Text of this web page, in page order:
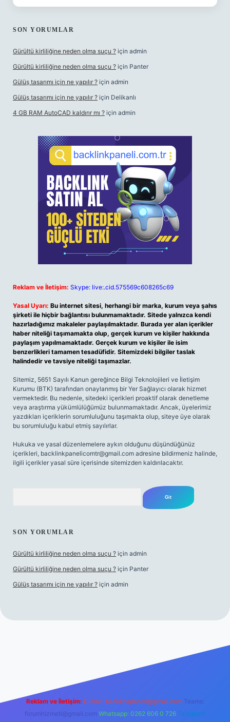
SON YORUMLAR
Gürültü kirliliğine neden olma suçu ? için admin
Gürültü kirliliğine neden olma suçu ? için Panter
Gülüş tasarımı için ne yapılır ? için admin
Gülüş tasarımı için ne yapılır ? için Delikanlı
4 GB RAM AutoCAD kaldırır mı ? için admin
Reklam ve İletişim: Skype: live:.cid.575569c608265c69
Yasal Uyarı: Bu internet sitesi, herhangi bir marka, kurum veya şahıs
şirketi ile hiçbir bağlantısı bulunmamaktadır. Sitede yalnızca kendi
hazırladığımız makaleler paylaşılmaktadır. Burada yer alan içerikler
haber niteliği taşımamakta olup, gerçek kurum ve kişiler hakkında
paylaşım yapılmamaktadır. Gerçek kurum ve kişiler ile isim
benzerlikleri tamamen tesadüfidir. Sitemizdeki bilgiler taslak
halindedir ve tavsiye niteliği taşımazlar.
Sitemiz, 5651 Sayılı Kanun gereğince Bilgi Teknolojileri ve İletişim
Kurumu (BTK) tarafından onaylanmış bir Yer Sağlayıcı olarak hizmet
vermektedir. Bu nedenle, sitedeki içerikleri proaktif olarak denetleme
veya araştırma yükümlülüğümüz bulunmamaktadır. Ancak, üyelerimiz
yazdıkları içeriklerin sorumluluğunu taşımakta olup, siteye üye olarak
bu sorumluluğu kabul etmiş sayılırlar.
Hukuka ve yasal düzenlemelere aykırı olduğunu düşündüğünüz
içerikleri, backlinkpanelicomtr@gmail.com adresine bildirmeniz halinde,
ilgili içerikler yasal süre içerisinde sitemizden kaldırılacaktır.
SON YORUMLAR
Gürültü kirliliğine neden olma suçu ? için admin
Gürültü kirliliğine neden olma suçu ? için Panter
Gülüş tasarımı için ne yapılır ? için admin
Reklam ve İletişim: E-mail: backlinkpaneli@gmail.com Teams:
forumhizmeti@gmail.com Whatsapp: 0262 606 0 726 Telegram: